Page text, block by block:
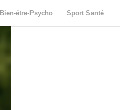
Bien-être-Psycho Sport Santé